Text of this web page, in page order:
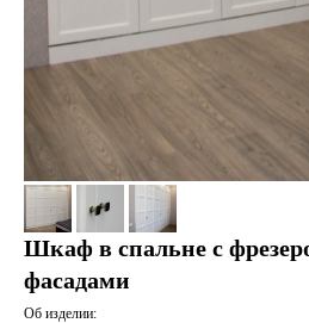
Шкаф в спальне с
фасадами
Об изделии: